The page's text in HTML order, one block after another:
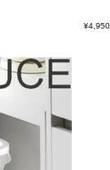
¥4,950